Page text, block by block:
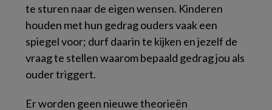
te sturen naar de eigen wensen. Kinderen
houden met hun gedrag ouders vaak een
spiegel voor; durf daarin te kijken en jezelf de
vraag te stellen waarom bepaald gedrag jou als
ouder triggert.
Er worden geen nieuwe theorieën